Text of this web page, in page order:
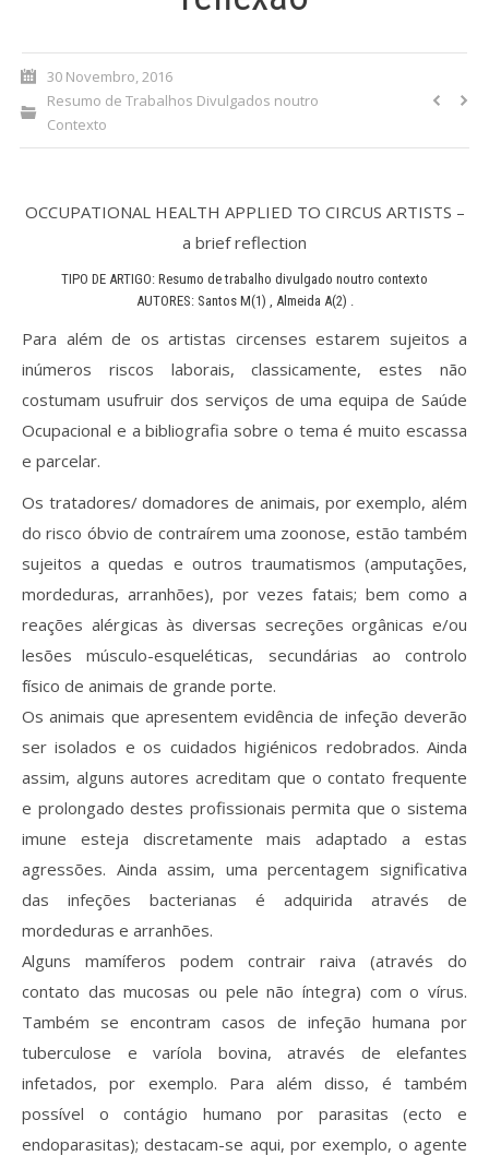
Processo de submissão
Submeta aqui
Formação Profissional
procura)
Sugestões para os Leitores
Investigarem
Congressos
Candidatura a revisor
Artigos recentes
Revistas previamente publicadas
Como publicitar na nossa revista
Contatos
Estatísticas da Revista
Ficha técnica
30 Novembro, 2016
Resumo de Trabalhos Divulgados noutro
Contexto
OCCUPATIONAL HEALTH APPLIED TO CIRCUS ARTISTS –
a brief reflection
TIPO DE ARTIGO: Resumo de trabalho divulgado noutro contexto
AUTORES: Santos M(1) , Almeida A(2) .
Para além de os artistas circenses estarem sujeitos a
inúmeros riscos laborais, classicamente, estes não
costumam usufruir dos serviços de uma equipa de Saúde
Ocupacional e a bibliografia sobre o tema é muito escassa
e parcelar.
Os tratadores/ domadores de animais, por exemplo, além
do risco óbvio de contraírem uma zoonose, estão também
sujeitos a quedas e outros traumatismos (amputações,
mordeduras, arranhões), por vezes fatais; bem como a
reações alérgicas às diversas secreções orgânicas e/ou
lesões músculo-esqueléticas, secundárias ao controlo
físico de animais de grande porte.
Os animais que apresentem evidência de infeção deverão
ser isolados e os cuidados higiénicos redobrados. Ainda
assim, alguns autores acreditam que o contato frequente
e prolongado destes profissionais permita que o sistema
imune esteja discretamente mais adaptado a estas
agressões. Ainda assim, uma percentagem significativa
das infeções bacterianas é adquirida através de
mordeduras e arranhões.
Alguns mamíferos podem contrair raiva (através do
contato das mucosas ou pele não íntegra) com o vírus.
Também se encontram casos de infeção humana por
tuberculose e varíola bovina, através de elefantes
infetados, por exemplo. Para além disso, é também
possível o contágio humano por parasitas (ecto e
endoparasitas); destacam-se aqui, por exemplo, o agente